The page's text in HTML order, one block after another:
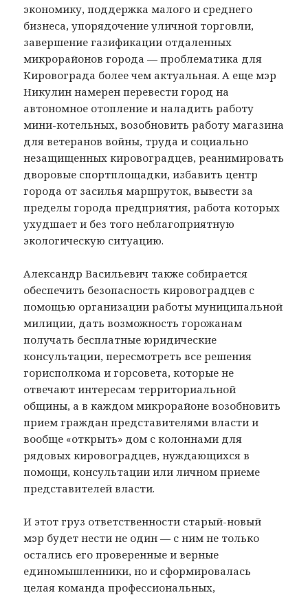
экономику, поддержка малого и среднего
бизнеса, упорядочение уличной торговли,
завершение газификации отдаленных
микрорайонов города — проблематика для
Кировограда более чем актуальная. А еще мэр
Никулин намерен перевести город на
автономное отопление и наладить работу
мини-котельных, возобновить работу магазина
для ветеранов войны, труда и социально
незащищенных кировоградцев, реанимировать
дворовые спортплощадки, избавить центр
города от засилья маршруток, вывести за
пределы города предприятия, работа которых
ухудшает и без того неблагоприятную
экологическую ситуацию.
Александр Васильевич также собирается
обеспечить безопасность кировоградцев с
помощью организации работы муниципальной
милиции, дать возможность горожанам
получать бесплатные юридические
консультации, пересмотреть все решения
горисполкома и горсовета, которые не
отвечают интересам территориальной
общины, а в каждом микрорайоне возобновить
прием граждан представителями власти и
вообще «открыть» дом с колоннами для
рядовых кировоградцев, нуждающихся в
помощи, консультации или личном приеме
представителей власти.
И этот груз ответственности старый-новый
мэр будет нести не один — с ним не только
остались его проверенные и верные
единомышленники, но и сформировалась
целая команда профессиональных,